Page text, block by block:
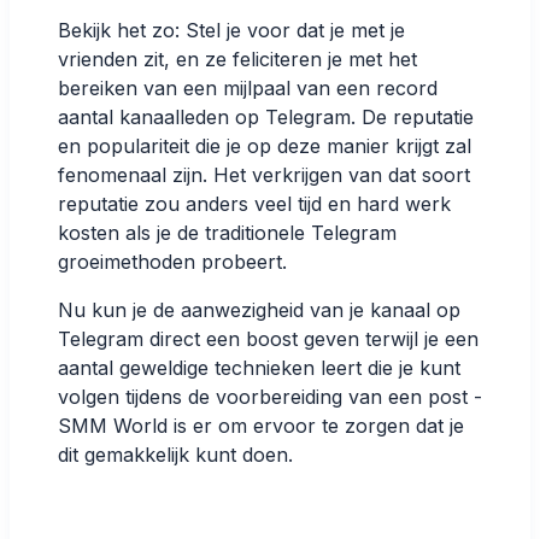
Bekijk het zo: Stel je voor dat je met je
vrienden zit, en ze feliciteren je met het
bereiken van een mijlpaal van een record
aantal kanaalleden op Telegram. De reputatie
en populariteit die je op deze manier krijgt zal
fenomenaal zijn. Het verkrijgen van dat soort
reputatie zou anders veel tijd en hard werk
kosten als je de traditionele Telegram
groeimethoden probeert.
Nu kun je de aanwezigheid van je kanaal op
Telegram direct een boost geven terwijl je een
aantal geweldige technieken leert die je kunt
volgen tijdens de voorbereiding van een post -
SMM World is er om ervoor te zorgen dat je
dit gemakkelijk kunt doen.